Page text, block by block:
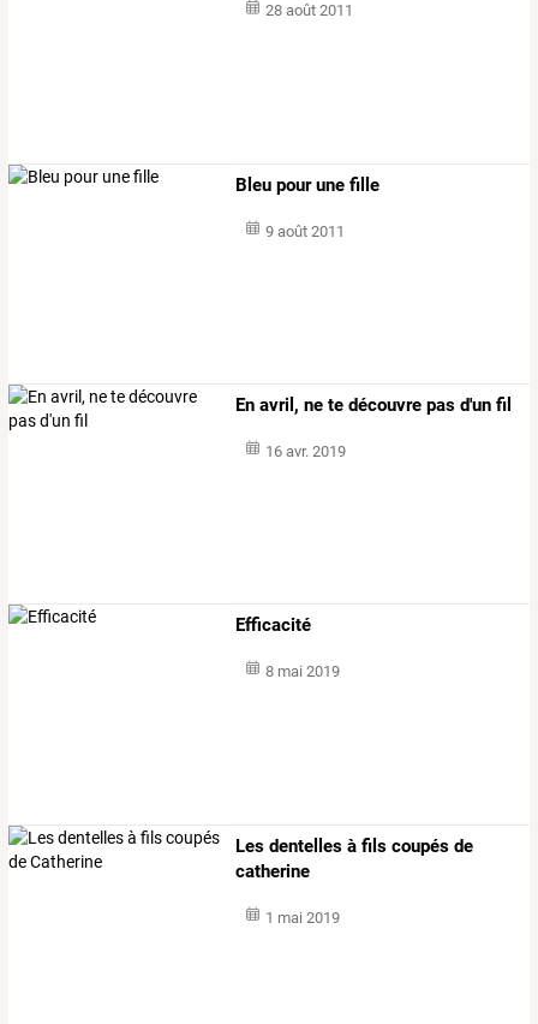
28 août 2011
Bleu pour une fille
9 août 2011
En avril, ne te découvre pas d'un fil
16 avr. 2019
Efficacité
8 mai 2019
Les dentelles à fils coupés de
catherine
1 mai 2019